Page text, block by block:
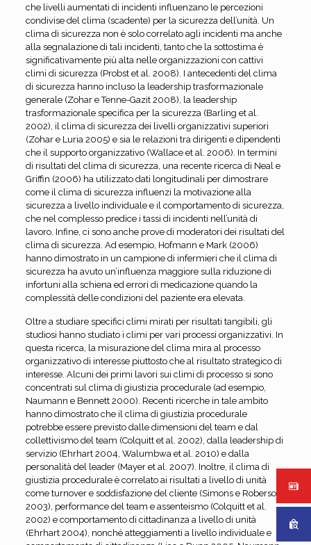
che livelli aumentati di incidenti influenzano le percezioni
condivise del clima (scadente) per la sicurezza dell’unità. Un
clima di sicurezza non è solo correlato agli incidenti ma anche
alla segnalazione di tali incidenti, tanto che la sottostima è
significativamente più alta nelle organizzazioni con cattivi
climi di sicurezza (Probst et al. 2008). I antecedenti del clima
di sicurezza hanno incluso la leadership trasformazionale
generale (Zohar e Tenne-Gazit 2008), la leadership
trasformazionale specifica per la sicurezza (Barling et al.
2002), il clima di sicurezza dei livelli organizzativi superiori
(Zohar e Luria 2005) e sia le relazioni tra dirigenti e dipendenti
che il supporto organizzativo (Wallace et al. 2006). In termini
di risultati del clima di sicurezza, una recente ricerca di Neal e
Griffin (2006) ha utilizzato dati longitudinali per dimostrare
come il clima di sicurezza influenzi la motivazione alla
sicurezza a livello individuale e il comportamento di sicurezza,
che nel complesso predice i tassi di incidenti nell’unità di
lavoro. Infine, ci sono anche prove di moderatori dei risultati del
clima di sicurezza. Ad esempio, Hofmann e Mark (2006)
hanno dimostrato in un campione di infermieri che il clima di
sicurezza ha avuto un’influenza maggiore sulla riduzione di
infortuni alla schiena ed errori di medicazione quando la
complessità delle condizioni del paziente era elevata.
Oltre a studiare specifici climi mirati per risultati tangibili, gli
studiosi hanno studiato i climi per vari processi organizzativi. In
questa ricerca, la misurazione del clima mira al processo
organizzativo di interesse piuttosto che al risultato strategico di
interesse. Alcuni dei primi lavori sui climi di processo si sono
concentrati sul clima di giustizia procedurale (ad esempio,
Naumann e Bennett 2000). Recenti ricerche in tale ambito
hanno dimostrato che il clima di giustizia procedurale
potrebbe essere previsto dalle dimensioni del team e dal
collettivismo del team (Colquitt et al. 2002), dalla leadership di
servizio (Ehrhart 2004, Walumbwa et al. 2010) e dalla
personalità del leader (Mayer et al. 2007). Inoltre, il clima di
giustizia procedurale è correlato ai risultati a livello di unità
come turnover e soddisfazione del cliente (Simons e Roberson
2003), performance del team e assenteismo (Colquitt et al.
2002) e comportamento di cittadinanza a livello di unità
(Ehrhart 2004), nonché atteggiamenti a livello individuale e